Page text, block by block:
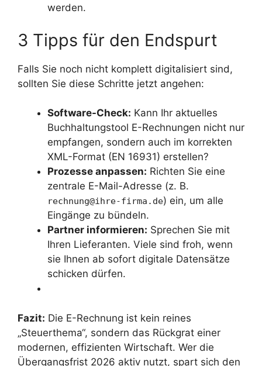
werden.
3 Tipps für den Endspurt
Falls Sie noch nicht komplett digitalisiert sind,
sollten Sie diese Schritte jetzt angehen:
Software-Check: Kann Ihr aktuelles
Buchhaltungstool E-Rechnungen nicht nur
empfangen, sondern auch im korrekten
XML-Format (EN 16931) erstellen?
Prozesse anpassen: Richten Sie eine
zentrale E-Mail-Adresse (z. B.
rechnung@ihre-firma.de) ein, um alle
Eingänge zu bündeln.
Partner informieren: Sprechen Sie mit
Ihren Lieferanten. Viele sind froh, wenn
sie Ihnen ab sofort digitale Datensätze
schicken dürfen.
Fazit: Die E-Rechnung ist kein reines
„Steuerthema“, sondern das Rückgrat einer
modernen, effizienten Wirtschaft. Wer die
Übergangsfrist 2026 aktiv nutzt, spart sich den